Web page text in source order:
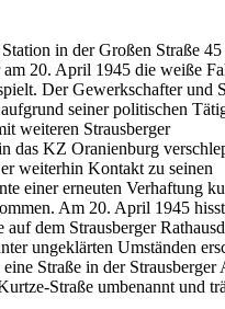
in der Großen Straße
20. April 1945 die weiße
Der Gewerkschafter und
seiner politischen
weiteren Strausberger
das KZ Oranienburg
weiterhin Kontakt zu seinen
einer erneuten Verhaftung
Am 20. April 1945
dem Strausberger
ungeklärten Umständen
Straße in der Strausberger
Straße umbenannt und